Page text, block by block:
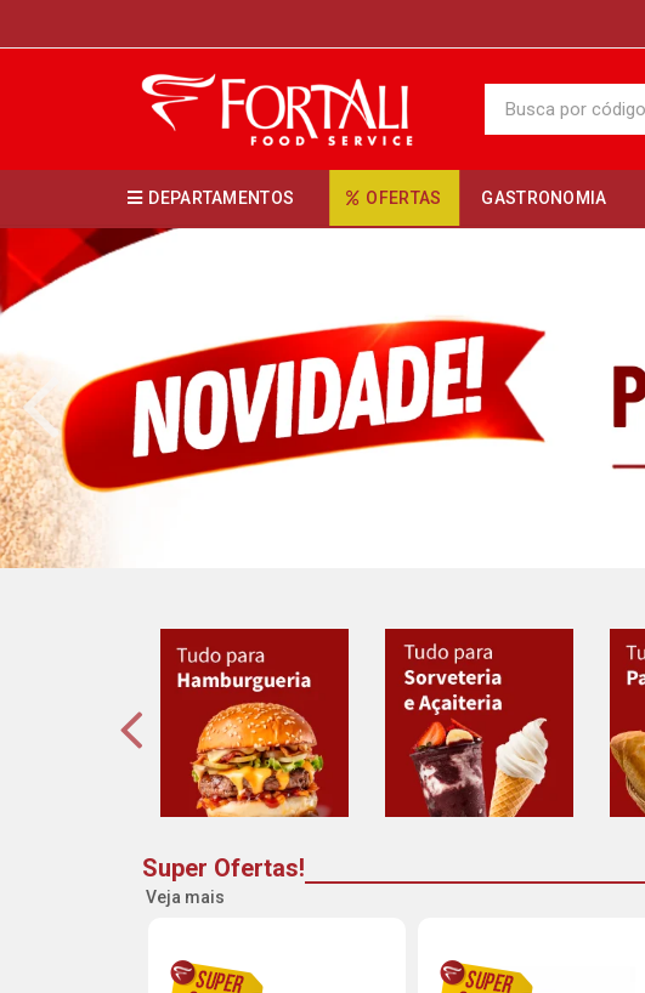
DEPARTAMENTOS OFERTAS GASTRONOMIA
Super Ofertas!
Veja mais